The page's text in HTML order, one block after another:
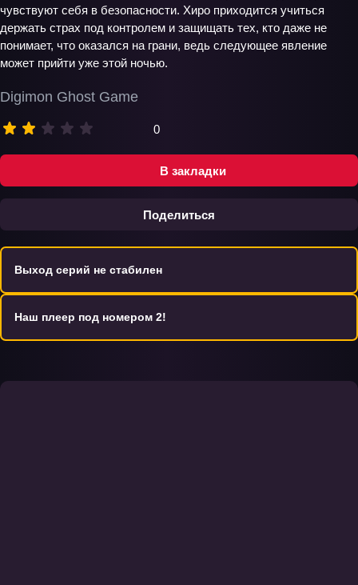
В закладки
Поделиться
Digimon Ghost Game
0
чувствуют себя в безопасности. Хиро приходится учиться
держать страх под контролем и защищать тех, кто даже не
понимает, что оказался на грани, ведь следующее явление
может прийти уже этой ночью.
Выход серий не стабилен
Наш плеер под номером 2!